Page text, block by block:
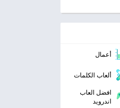
أعمال
ألعاب الكلمات
افضل العاب
اندرويد